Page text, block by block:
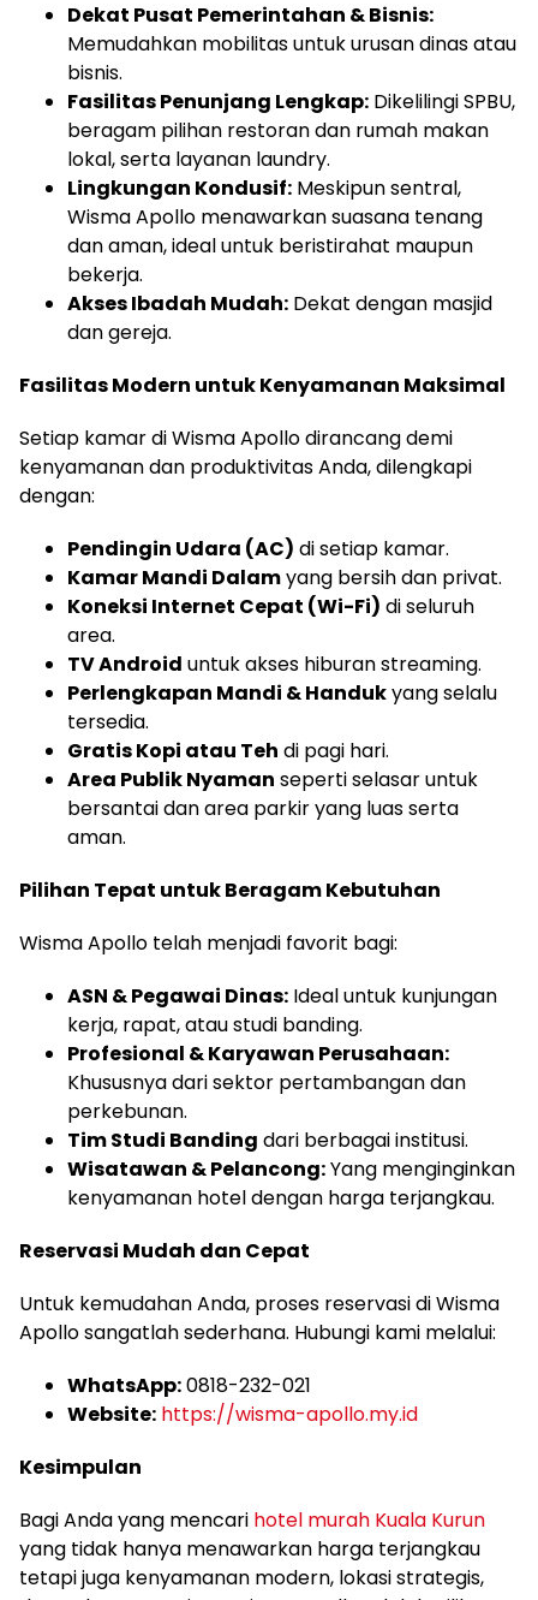
Dekat Pusat Pemerintahan & Bisnis:
Memudahkan mobilitas untuk urusan dinas atau
bisnis.
Fasilitas Penunjang Lengkap: Dikelilingi SPBU,
beragam pilihan restoran dan rumah makan
lokal, serta layanan laundry.
Lingkungan Kondusif: Meskipun sentral,
Wisma Apollo menawarkan suasana tenang
dan aman, ideal untuk beristirahat maupun
bekerja.
Akses Ibadah Mudah: Dekat dengan masjid
dan gereja.
Fasilitas Modern untuk Kenyamanan Maksimal
Setiap kamar di Wisma Apollo dirancang demi
kenyamanan dan produktivitas Anda, dilengkapi
dengan:
Pendingin Udara (AC) di setiap kamar.
Kamar Mandi Dalamyang bersih dan privat.
Koneksi Internet Cepat (Wi-Fi) di seluruh
area.
TV Android untuk akses hiburan streaming.
Perlengkapan Mandi & Handukyang selalu
tersedia.
Gratis Kopi atau Teh di pagi hari.
Area Publik Nyaman seperti selasar untuk
bersantai dan area parkir yang luas serta
aman.
Pilihan Tepat untuk Beragam Kebutuhan
Wisma Apollo telah menjadi favorit bagi:
ASN & Pegawai Dinas: Ideal untuk kunjungan
kerja, rapat, atau studi banding.
Profesional & Karyawan Perusahaan:
Khususnya dari sektor pertambangan dan
perkebunan.
Tim Studi Banding dari berbagai institusi.
Wisatawan & Pelancong:Yang menginginkan
kenyamanan hotel dengan harga terjangkau.
Reservasi Mudah dan Cepat
Untuk kemudahan Anda, proses reservasi di Wisma
Apollo sangatlah sederhana. Hubungi kami melalui:
WhatsApp:0818-232-021
Website: https://wisma-apollo.my.id
Kesimpulan
Bagi Anda yang mencari hotel murah Kuala Kurun
yang tidak hanya menawarkan harga terjangkau
tetapi juga kenyamanan modern, lokasi strategis,